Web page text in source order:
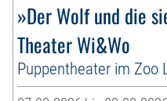
»Der Wolf und die
Theater Wi&Wo
Puppentheater im Zoo